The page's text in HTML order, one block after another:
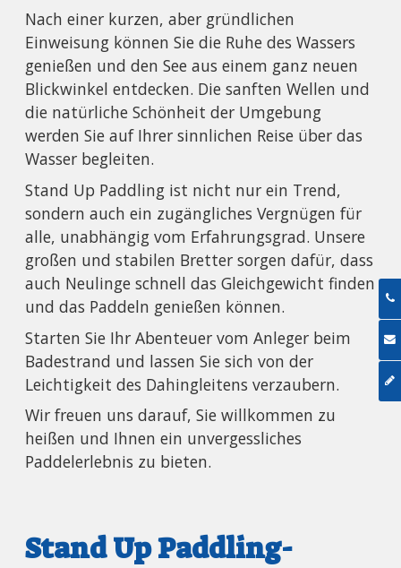
Nach einer kurzen, aber gründlichen
Einweisung können Sie die Ruhe des Wassers
genießen und den See aus einem ganz neuen
Blickwinkel entdecken. Die sanften Wellen und
die natürliche Schönheit der Umgebung
werden Sie auf Ihrer sinnlichen Reise über das
Wasser begleiten.
Stand Up Paddling ist nicht nur ein Trend,
sondern auch ein zugängliches Vergnügen für
alle, unabhängig vom Erfahrungsgrad. Unsere
großen und stabilen Bretter sorgen dafür, dass
auch Neulinge schnell das Gleichgewicht finden
und das Paddeln genießen können.
Starten Sie Ihr Abenteuer vom Anleger beim
Badestrand und lassen Sie sich von der
Leichtigkeit des Dahingleitens verzaubern.
Wir freuen uns darauf, Sie willkommen zu
heißen und Ihnen ein unvergessliches
Paddelerlebnis zu bieten.
Stand Up Paddling-